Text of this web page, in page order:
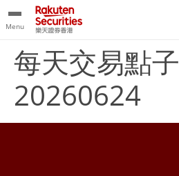
Menu
每天交易點子
20260624